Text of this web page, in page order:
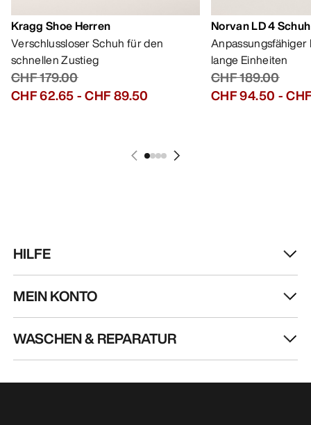
Kragg Shoe Herren
Verschlussloser Schuh für den
schnellen Zustieg
CHF 179.00
CHF 62.65-CHF 89.50
Norvan LD 4
lange Einheiten
CHF 189.00
CHF 94.50 -
HILFE
MEIN KONTO
WASCHEN & REPARATUR